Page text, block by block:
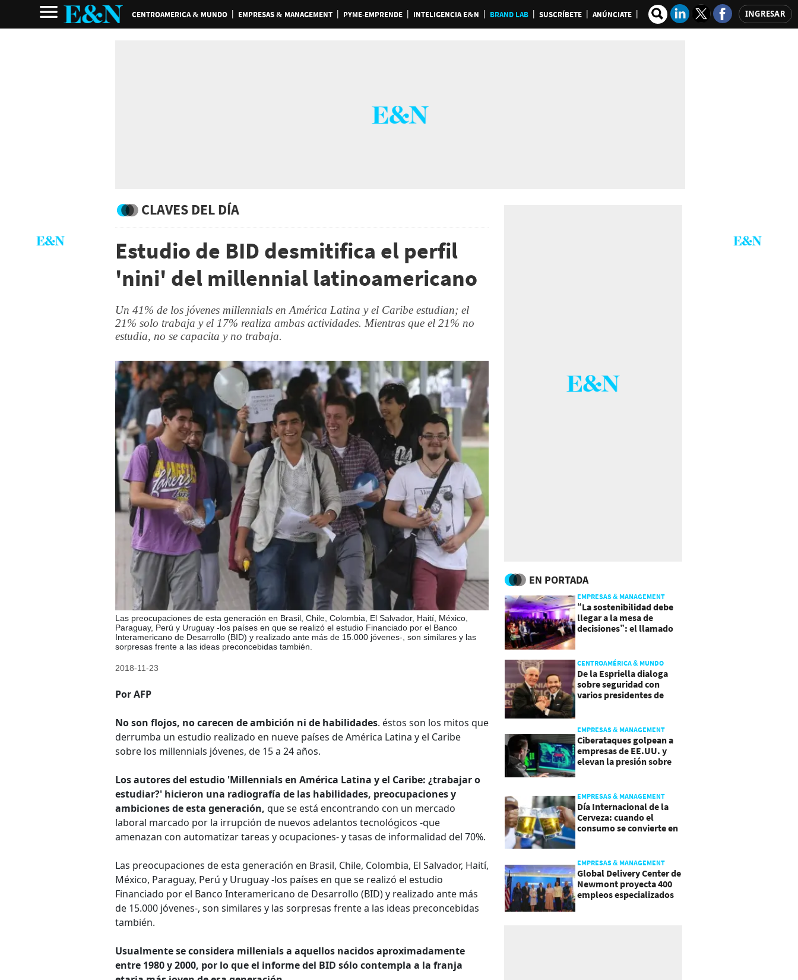
CENTROAMERICA & MUNDO EMPRESAS & MANAGEMENT PYME-EMPRENDE INTELIGENCIA E&N BRAND LAB SUSCRÍBETE ANÚNCIATE INGRESAR
CLAVES DEL DÍA
Estudio de BID desmitifica el perfil
'nini' del millennial latinoamericano
Un 41% de los jóvenes millennials en América Latina y el Caribe estudian; el
21% solo trabaja y el 17% realiza ambas actividades. Mientras que el 21% no
estudia, no se capacita y no trabaja.
Las preocupaciones de esta generación en Brasil, Chile, Colombia, El Salvador, Haití, México,
Paraguay, Perú y Uruguay -los países en que se realizó el estudio Financiado por el Banco
Interamericano de Desarrollo (BID) y realizado ante más de 15.000 jóvenes-, son similares y las
sorpresas frente a las ideas preconcebidas también.
2018-11-23
Por AFP
No son flojos, no carecen de ambición ni de habilidades. éstos son los mitos que
derrumba un estudio realizado en nueve países de América Latina y el Caribe
sobre los millennials jóvenes, de 15 a 24 años.
Los autores del estudio 'Millennials en América Latina y el Caribe: ¿trabajar o
estudiar?' hicieron una radiografía de las habilidades, preocupaciones y
ambiciones de esta generación, que se está encontrando con un mercado
laboral marcado por la irrupción de nuevos adelantos tecnológicos -que
amenazan con automatizar tareas y ocupaciones- y tasas de informalidad del 70%.
Las preocupaciones de esta generación en Brasil, Chile, Colombia, El Salvador, Haití,
México, Paraguay, Perú y Uruguay -los países en que se realizó el estudio
Financiado por el Banco Interamericano de Desarrollo (BID) y realizado ante más
de 15.000 jóvenes-, son similares y las sorpresas frente a las ideas preconcebidas
también.
Usualmente se considera millenials a aquellos nacidos aproximadamente
entre 1980 y 2000, por lo que el informe del BID sólo contempla a la franja
EN PORTADA
EMPRESAS & MANAGEMENT
“La sostenibilidad debe
llegar a la mesa de
decisiones”: el llamado
CENTROAMÉRICA & MUNDO
De la Espriella dialoga
sobre seguridad con
varios presidentes de
EMPRESAS & MANAGEMENT
Ciberataques golpean a
empresas de EE.UU. y
elevan la presión sobre
EMPRESAS & MANAGEMENT
Día Internacional de la
Cerveza: cuando el
consumo se convierte en
EMPRESAS & MANAGEMENT
Global Delivery Center de
Newmont proyecta 400
empleos especializados